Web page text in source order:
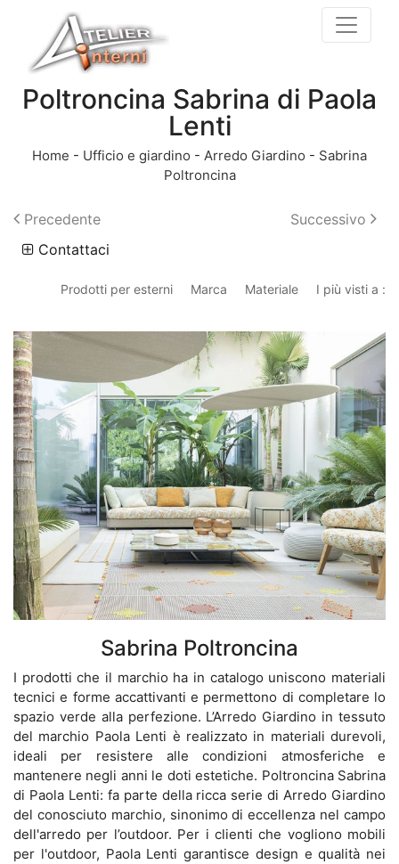
Poltroncina Sabrina di Paola
Lenti
Home - Ufficio e giardino - Arredo Giardino - Sabrina
Poltroncina
Precedente
Successivo
Contattaci
Prodotti per esterni Marca Materiale I più visti a :
Sabrina Poltroncina
I prodotti che il marchio ha in catalogo uniscono materiali
tecnici e forme accattivanti e permettono di completare lo
spazio verde alla perfezione. L’Arredo Giardino in tessuto
del marchio Paola Lenti è realizzato in materiali durevoli,
ideali per resistere alle condizioni atmosferiche e
mantenere negli anni le doti estetiche. Poltroncina Sabrina
di Paola Lenti: fa parte della ricca serie di Arredo Giardino
del conosciuto marchio, sinonimo di eccellenza nel campo
dell'arredo per l’outdoor. Per i clienti che vogliono mobili
per l'outdoor, Paola Lenti garantisce design e qualità nei